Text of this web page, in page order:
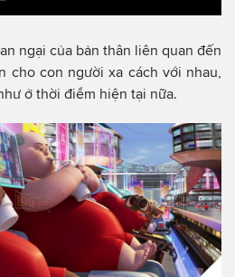
ngại của bản thân liên quan đến
cho con người xa cách với nhau,
ở thời điểm hiện tại nữa.